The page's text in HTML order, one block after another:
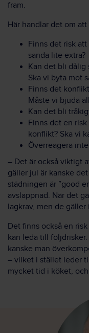
fram.
Här handlar det om
Finns det risk
sanda lite extra?
Kan det bli dålig
Ska vi byta mot
Finns det
Måste vi bjuda
Kan det bli
Finns det en
konflikt? Ska vi
Överreagera
– Det är också viktigt
gäller jul är kanske
städningen är ”good
avslappnad. När det
lagkrav, men de
Det finns också en
kan leda till
kanske man
– vilket i stället leder
mycket tid i köket,